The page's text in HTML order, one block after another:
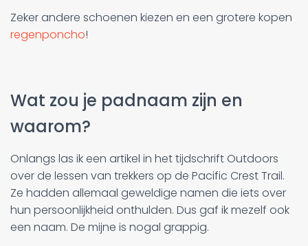
Zeker andere schoenen kiezen en een grotere kopen
regenponcho!
Wat zou je padnaam zijn en
waarom?
Onlangs las ik een artikel in het tijdschrift Outdoors
over de lessen van trekkers op de Pacific Crest Trail.
Ze hadden allemaal geweldige namen die iets over
hun persoonlijkheid onthulden. Dus gaf ik mezelf ook
een naam. De mijne is nogal grappig.